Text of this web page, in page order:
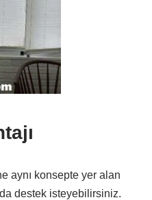
aynı konsepte yer alan
destek isteyebilirsiniz.